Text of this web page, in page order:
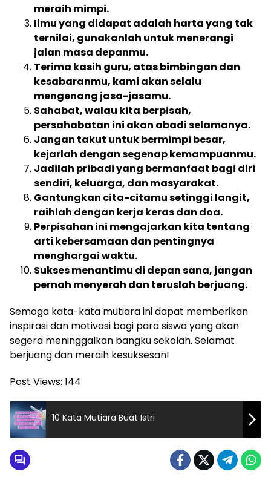
meraih mimpi.
Ilmu yang didapat adalah harta yang tak
ternilai, gunakanlah untuk menerangi
jalan masa depanmu.
Terima kasih guru, atas bimbingan dan
kesabaranmu, kami akan selalu
mengenang jasa-jasamu.
Sahabat, walau kita berpisah,
persahabatan ini akan abadi selamanya.
Jangan takut untuk bermimpi besar,
kejarlah dengan segenap kemampuanmu.
Jadilah pribadi yang bermanfaat bagi diri
sendiri, keluarga, dan masyarakat.
Gantungkan cita-citamu setinggi langit,
raihlah dengan kerja keras dan doa.
Perpisahan ini mengajarkan kita tentang
arti kebersamaan dan pentingnya
menghargai waktu.
Sukses menantimu di depan sana, jangan
pernah menyerah dan teruslah berjuang.
Semoga kata-kata mutiara ini dapat memberikan
inspirasi dan motivasi bagi para siswa yang akan
segera meninggalkan bangku sekolah. Selamat
berjuang dan meraih kesuksesan!
Post Views: 144
10 Kata Mutiara Buat Istri